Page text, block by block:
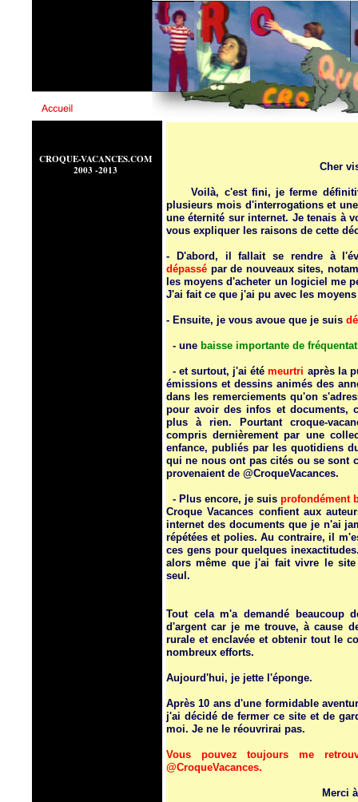
Cher
Voilà, c'est fini, je ferme
plusieurs mois d'interrogations et
une éternité sur internet. Je tenais à
vous expliquer les raisons de cette
- D'abord, il fallait se rendre à
dépassé par de nouveaux sites,
les moyens d'acheter un logiciel me
J'ai fait ce que j'ai pu avec les
- Ensuite, je vous avoue que je suis
- une baisse importante de
- et surtout, j'ai étémeurtri après la
émissions et dessins animés des
dans les remerciements qu'on
pour avoir des infos et documents,
plus à rien. Pourtant croque-
compris dernièrement par une
enfance, publiés par les quotidiens
qui ne nous ont pas cités ou se sont
provenaient de @CroqueVacances.
- Plus encore, je suis profondément
Croque Vacances confient aux
internet des documents que je n'ai
répétées et polies. Au contraire, il
ces gens pour quelques
alors même que j'ai fait vivre le
seul.
Tout cela m'a demandé beaucoup
d'argent car je me trouve, à cause
rurale et enclavée et obtenir tout le
nombreux efforts.
Aujourd'hui, je jette l'éponge.
Après 10 ans d'une formidable
j'ai décidé de fermer ce site et de
moi. Je ne le réouvrirai pas.
Vous pouvez toujours me
@CroqueVacances.
Merci
CROQUE-VACANCES.COM
2003 -2013